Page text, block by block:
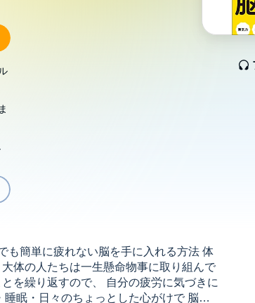
も簡単に疲れない脳を手に入れる方法 体
体の人たちは一生懸命物事に取り組んで
を繰り返すので、 自分の疲労に気づきに
眠・日々のちょっとした心がけで 脳疲